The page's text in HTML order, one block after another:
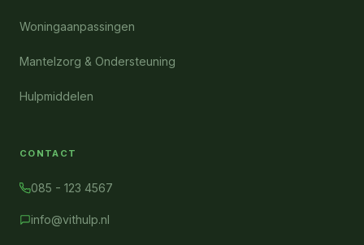
Woningaanpassingen
Mantelzorg & Ondersteuning
Hulpmiddelen
CONTACT
085 - 123 4567
info@vithulp.nl